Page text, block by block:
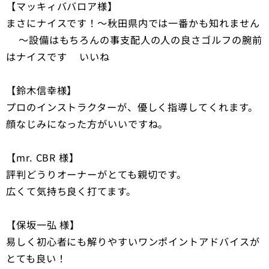
【マッキィババロア様】
まさにナイスです！～秋田県内では一番かも知れません
❗～設備はもちろんの事支配人の人の良さゴルフの腕前
はナイスです👍いいね
【鈴木信幸様】
プロのインストラクターが、優しく指導してくれます。
顔なじみになった方がいいですね。
【mr. CBR 様】
評判どうりオーナーがとても親切です。
広くて気持ち良く打てます。
【保坂一弘 様】
易しく初心者にも解りやすいワンポイントアドバイスが
とても良い！